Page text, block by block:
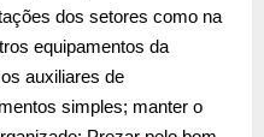
dos setores como na
equipamentos da
auxiliares de
simples; manter o